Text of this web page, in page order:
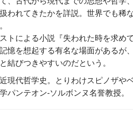
われてきたかを詳説。世界でも稀
トによる小説『失われた時を求め
憶を想起する有名な場面があるが
結びつきやすいのだという。
現代哲学史。とりわけスピノザや
パンテオン-ソルボンヌ名誉教授。